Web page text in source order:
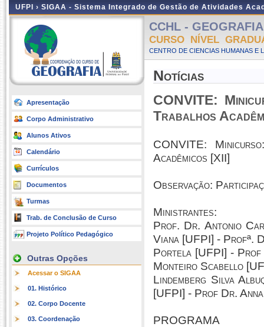
UFPI › SIGAA - Sistema Integrado de Gestão de Atividades
Apresentação
Corpo Administrativo
Alunos Ativos
Calendário
Currículos
Documentos
Turmas
Trab. de Conclusão de Curso
Projeto Político Pedagógico
Outras Opções
Acessar o SIGAA
01. Histórico
02. Corpo Docente
03. Coordenação
CCHL -
CURSO NÍVEL
CENTRO DE CIENCIAS HUMANAS E
Notícias
CONVITE:
Trabalhos
CONVITE:
Acadêmicos [XII]
Observação:
Ministrantes:
Prof. Dr. Antonio
Viana [UFPI] - Profª.
Portela [UFPI] - Prof
Monteiro Scabello
Lindemberg Silva
[UFPI] - Prof Dr.
PROGRAMA